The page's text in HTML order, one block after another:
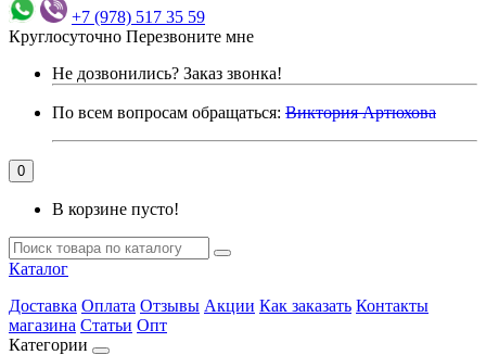
+7 (978) 517 35 59
Круглосуточно Перезвоните мне
Не дозвонились? Заказ звонка!
По всем вопросам обращаться: Виктория Артюхова
0
В корзине пусто!
Каталог
Доставка Оплата Отзывы Акции Как заказать Контакты
магазина Статьи Опт
Категории